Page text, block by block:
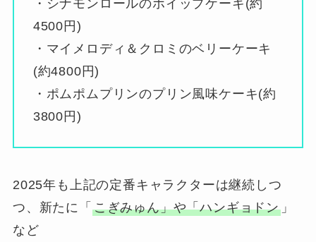
・シナモンロールのホイップケーキ(約
4500円)
・マイメロディ＆クロミのベリーケーキ
(約4800円)
・ポムポムプリンのプリン風味ケーキ(約
3800円)
2025年も上記の定番キャラクターは継続しつ
つ、新たに「 こぎみゅん」や「ハンギョドン 」
など